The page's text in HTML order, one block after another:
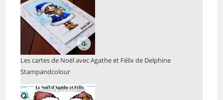
Les cartes de Noël avec Agathe et Félix de Delphine
Stampandcolour